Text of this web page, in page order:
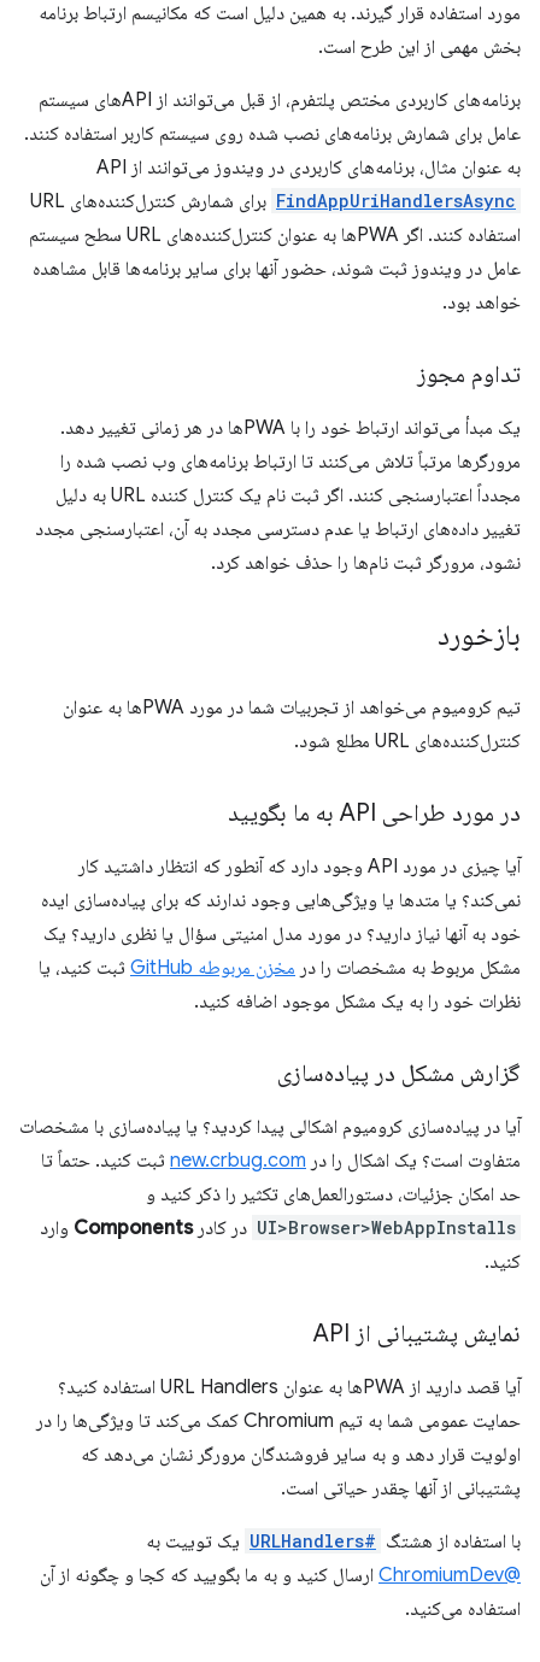
مورد استفاده قرار گیرند. به همین دلیل است که مکانیسم ارتباط برنامه
بخش مهمی از این طرح است.
برنامه‌های کاربردی مختص پلتفرم، از قبل می‌توانند از APIهای سیستم
عامل برای شمارش برنامه‌های نصب شده روی سیستم کاربر استفاده کنند.
به عنوان مثال، برنامه‌های کاربردی در ویندوز می‌توانند از API
FindAppUriHandlersAsync
برای شمارش کنترل‌کننده‌های URL
استفاده کنند. اگر PWAها به عنوان کنترل‌کننده‌های URL سطح سیستم
عامل در ویندوز ثبت شوند، حضور آنها برای سایر برنامه‌ها قابل مشاهده
خواهد بود.
تداوم مجوز
یک مبدأ می‌تواند ارتباط خود را با PWAها در هر زمانی تغییر دهد.
مرورگرها مرتباً تلاش می‌کنند تا ارتباط برنامه‌های وب نصب شده را
مجدداً اعتبارسنجی کنند. اگر ثبت نام یک کنترل کننده URL به دلیل
تغییر داده‌های ارتباط یا عدم دسترسی مجدد به آن، اعتبارسنجی مجدد
نشود، مرورگر ثبت نام‌ها را حذف خواهد کرد.
بازخورد
تیم کرومیوم می‌خواهد از تجربیات شما در مورد PWAها به عنوان
کنترل‌کننده‌های URL مطلع شود.
در مورد طراحی API به ما بگویید
آیا چیزی در مورد API وجود دارد که آنطور که انتظار داشتید کار
نمی‌کند؟ یا متدها یا ویژگی‌هایی وجود ندارند که برای پیاده‌سازی ایده
خود به آنها نیاز دارید؟ در مورد مدل امنیتی سؤال یا نظری دارید؟ یک
مشکل مربوط به مشخصات را در مخزن مربوطه GitHub
ثبت کنید، یا
نظرات خود را به یک مشکل موجود اضافه کنید.
گزارش مشکل در پیاده‌سازی
آیا در پیاده‌سازی کرومیوم اشکالی پیدا کردید؟ یا پیاده‌سازی با مشخصات
متفاوت است؟ یک اشکال را در new.crbug.com ثبت کنید. حتماً تا
حد امکان جزئیات، دستورالعمل‌های تکثیر را ذکر کنید و
UI>Browser>WebAppInstalls در کادرComponents وارد
کنید.
نمایش پشتیبانی از API
آیا قصد دارید از PWAها به عنوان URL Handlers استفاده کنید؟
حمایت عمومی شما به تیم Chromium کمک می‌کند تا ویژگی‌ها را در
اولویت قرار دهد و به سایر فروشندگان مرورگر نشان می‌دهد که
پشتیبانی از آنها چقدر حیاتی است.
با استفاده از هشتگ #URLHandlers
یک توییت به
@ChromiumDev
ارسال کنید و به ما بگویید که کجا و چگونه از آن
استفاده می‌کنید.